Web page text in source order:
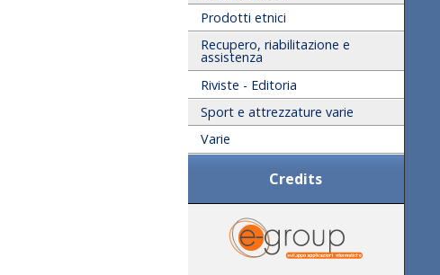
Prodotti etnici
Recupero, riabilitazione e
assistenza
Riviste - Editoria
Sport e attrezzature varie
Varie
Credits